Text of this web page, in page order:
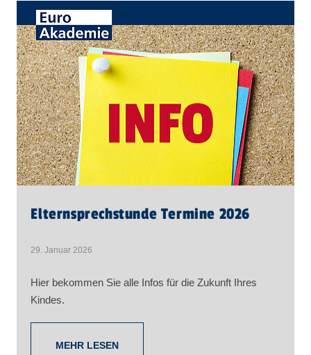
Elternsprechstunde Termine 2026
29. Januar 2026
Hier bekommen Sie alle Infos für die Zukunft Ihres
Kindes.
MEHR LESEN